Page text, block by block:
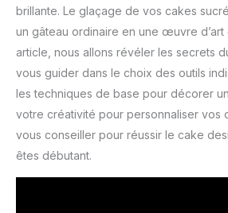
brillante. Le glaçage de vos cakes
un gâteau ordinaire en une œuvre d’art
article, nous allons révéler les secrets
vous guider dans le choix des outils
les techniques de base pour décorer
votre créativité pour personnaliser vos
vous conseiller pour réussir le cake
êtes débutant.